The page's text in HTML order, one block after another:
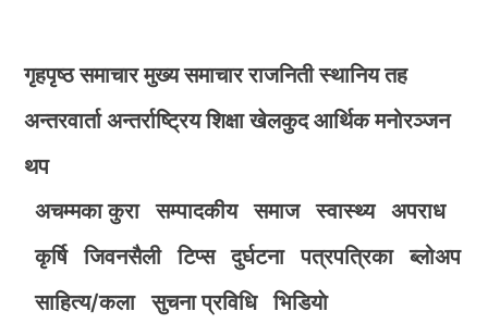
गृहपृष्ठ समाचार मुख्य समाचार राजनिती स्थानिय तह
अन्तरवार्ता अन्तर्राष्ट्रिय शिक्षा खेलकुद आर्थिक मनोरञ्जन
थप
अचम्मका कुरा
सम्पादकीय समाज स्वास्थ्य
अपराध
कृर्षि
जिवनसैली टिप्स दुर्घटना पत्रपत्रिका
ब्लोअप
साहित्य/कला
सुचना प्रविधि भिडियाे